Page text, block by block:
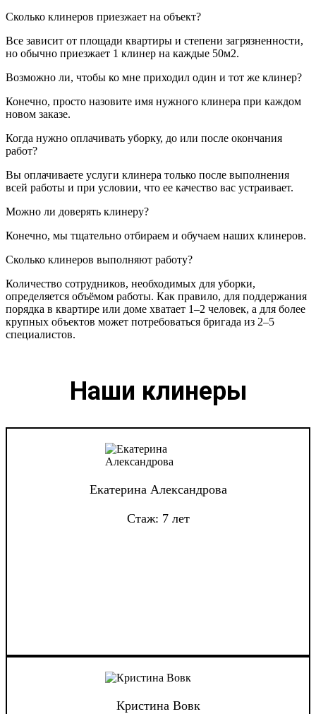
Сколько клинеров приезжает на объект?
Все зависит от площади квартиры и степени загрязненности,
но обычно приезжает 1 клинер на каждые 50м2.
Возможно ли, чтобы ко мне приходил один и тот же клинер?
Конечно, просто назовите имя нужного клинера при каждом
новом заказе.
Когда нужно оплачивать уборку, до или после окончания
работ?
Вы оплачиваете услуги клинера только после выполнения
всей работы и при условии, что ее качество вас устраивает.
Можно ли доверять клинеру?
Конечно, мы тщательно отбираем и обучаем наших клинеров.
Сколько клинеров выполняют работу?
Количество сотрудников, необходимых для уборки,
определяется объёмом работы. Как правило, для поддержания
порядка в квартире или доме хватает 1–2 человек, а для более
крупных объектов может потребоваться бригада из 2–5
специалистов.
Наши клинеры
Екатерина Александрова
Стаж: 7 лет
Кристина Вовк